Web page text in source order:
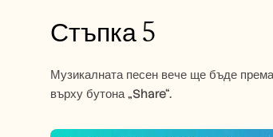
Стъпка 5
Музикалната песен вече ще бъде
върху бутона „Share“.